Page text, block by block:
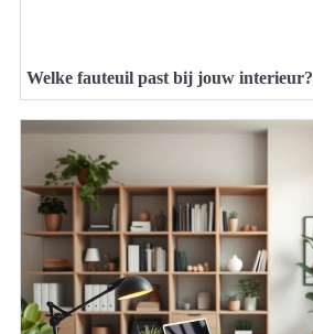
Welke fauteuil past bij jouw interieur?